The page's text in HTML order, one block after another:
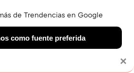
×
de Trendencias en Google
como fuente preferida